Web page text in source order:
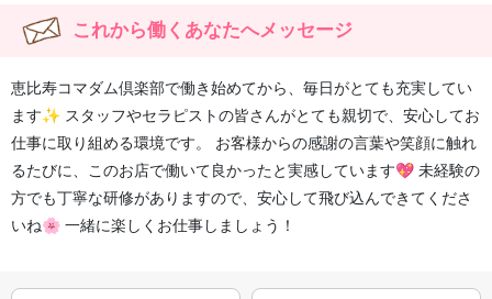
これから働くあなたへメッセージ
恵比寿コマダム倶楽部で働き始めてから、毎日がとても充実してい
ます✨ スタッフやセラピストの皆さんがとても親切で、安心してお
仕事に取り組める環境です。 お客様からの感謝の言葉や笑顔に触れ
るたびに、このお店で働いて良かったと実感しています💖 未経験の
方でも丁寧な研修がありますので、安心して飛び込んできてくださ
いね🌸 一緒に楽しくお仕事しましょう！